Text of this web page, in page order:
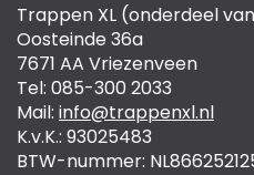
Trappen XL (onderdeel
Oosteinde 36a
7671 AA Vriezenveen
Tel: 085-300 2033
Mail: info@trappenxl.nl
K.v.K.: 93025483
BTW-nummer: